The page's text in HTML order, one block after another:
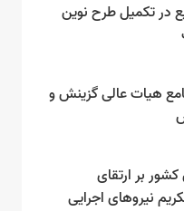
در تکمیل طرح نوین
هیات عالی گزینش و‌
بر ارتقای
نیروهای اجرایی